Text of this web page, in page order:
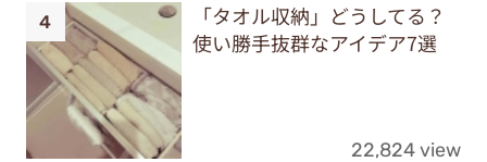
「タオル収納」どうしてる？
使い勝手抜群なアイデア7選
22,824 view